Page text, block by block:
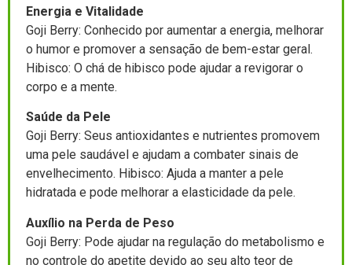
Energia e Vitalidade
Goji Berry: Conhecido por aumentar a energia, melhorar
o humor e promover a sensação de bem-estar geral.
Hibisco: O chá de hibisco pode ajudar a revigorar o
corpo e a mente.
Saúde da Pele
Goji Berry: Seus antioxidantes e nutrientes promovem
uma pele saudável e ajudam a combater sinais de
envelhecimento. Hibisco: Ajuda a manter a pele
hidratada e pode melhorar a elasticidade da pele.
Auxílio na Perda de Peso
Goji Berry: Pode ajudar na regulação do metabolismo e
no controle do apetite devido ao seu alto teor de